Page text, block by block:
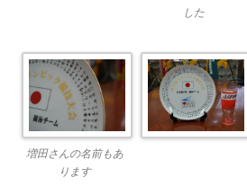
した
増田さんの名前もあ
ります